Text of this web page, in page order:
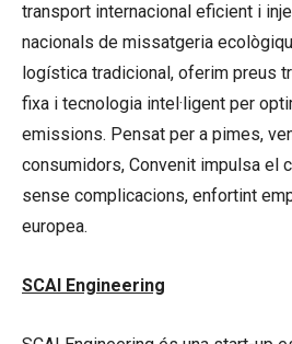
transport internacional eficient i
nacionals de missatgeria
logística tradicional, oferim preus
fixa i tecnologia intel·ligent per
emissions. Pensat per a pimes,
consumidors, Convenit impulsa el
sense complicacions, enfortint
europea.
SCAI Engineering